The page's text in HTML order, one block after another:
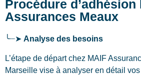
Procédure d’adhésion
Assurances Meaux
╰┈➤ Analyse des besoins
L’étape de départ chez MAIF
Marseille vise à analyser en détail